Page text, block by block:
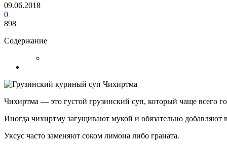
09.06.2018
0
898
Содержание
Чихиртма — это густой грузинский суп, который чаще всего
Иногда чихиртму загущивают мукой и обязательно добавляют
Уксус часто заменяют соком лимона либо граната.